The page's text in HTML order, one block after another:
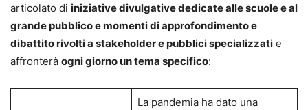
articolato di iniziative divulgative dedicate alle scuole e al
grande pubblico e momenti di approfondimento e
dibattito rivolti a stakeholder e pubblici specializzati e
affronterà ogni giorno un tema specifico:
La pandemia ha dato una